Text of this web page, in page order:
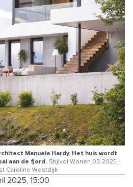
Manuela Hardy. Het huis wordt
aan de fjord. Stijlvol Wonen 03-2025 |
Caroline Westdijk
2025, 15:00